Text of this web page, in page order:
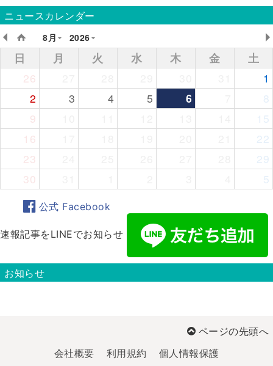
ニュースカレンダー
8月
2026
日 月 火 水 木 金
土
26
1
2
3 4 5 6
8
9
15
16
22
23
29
30
5
公式 Facebook
速報記事をLINEでお知らせ
お知らせ
ページの先頭へ
会社概要
利用規約 個人情報保護